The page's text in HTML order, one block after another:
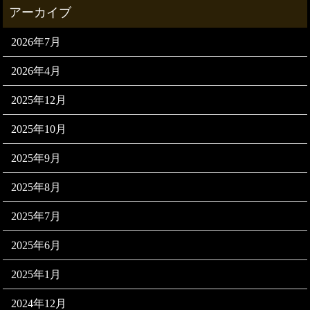
2026年7月
2026年4月
2025年12月
2025年10月
2025年9月
2025年8月
2025年7月
2025年6月
2025年1月
2024年12月